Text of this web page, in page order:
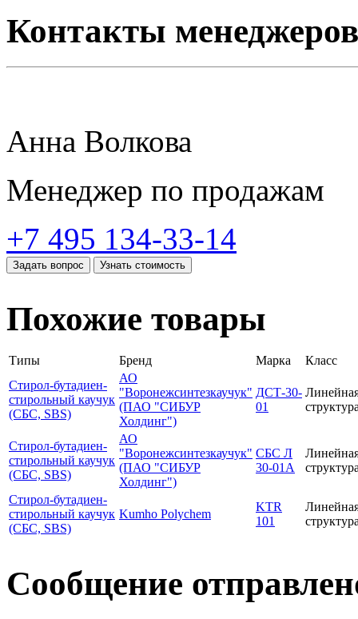
Контакты менеджеров
Анна Волкова
Менеджер по продажам
+7 495 134-33-14
Задать вопрос Узнать стоимость
Похожие товары
Типы Бренд Марка
Класс
Стирол-бутадиен-
стирольный каучук
(СБС, SBS)
АО
"Воронежсинтезкаучук"
(ПАО "СИБУР
Холдинг")
ДСТ-30-
01
Стирол-бутадиен-
стирольный каучук
(СБС, SBS)
АО
"Воронежсинтезкаучук"
(ПАО "СИБУР
Холдинг")
СБС Л
30-01А
Стирол-бутадиен-
стирольный каучук
(СБС, SBS)
Kumho Polychem
KTR
101
Сообщение